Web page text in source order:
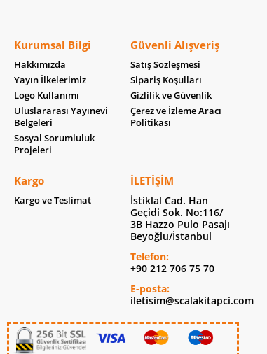
Kurumsal Bilgi
Hakkımızda
Yayın İlkelerimiz
Logo Kullanımı
Uluslararası Yayınevi
Belgeleri
Sosyal Sorumluluk
Projeleri
Güvenli Alışveriş
Satış Sözleşmesi
Sipariş Koşulları
Gizlilik ve Güvenlik
Çerez ve İzleme Aracı
Politikası
Kargo
Kargo ve Teslimat
İLETIŞIM
İstiklal Cad. Han
Geçidi Sok. No:116/
3B Hazzo Pulo Pasajı
Beyoğlu/İstanbul
Telefon:
+90 212 706 75 70
E-posta:
iletisim@scalakitapci.com